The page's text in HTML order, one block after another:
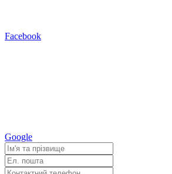
Facebook
Google